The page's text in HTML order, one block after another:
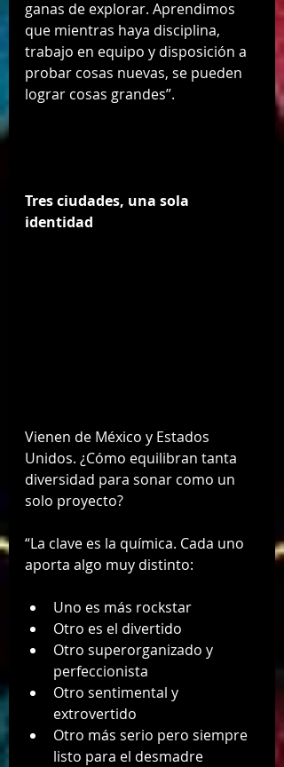
ganas de explorar. Aprendimos
que mientras haya disciplina,
trabajo en equipo y disposición a
probar cosas nuevas, se pueden
lograr cosas grandes”.
Tres ciudades, una sola
identidad
Vienen de México y Estados
Unidos. ¿Cómo equilibran tanta
diversidad para sonar como un
solo proyecto?
“La clave es la química. Cada uno
aporta algo muy distinto:
Uno es más rockstar
Otro es el divertido
Otro superorganizado y
perfeccionista
Otro sentimental y
extrovertido
Otro más serio pero siempre
listo para el desmadre